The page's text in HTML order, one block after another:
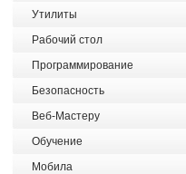
Утилиты
Рабочий стол
Программирование
Безопасность
Веб-Мастеру
Обучение
Мобила